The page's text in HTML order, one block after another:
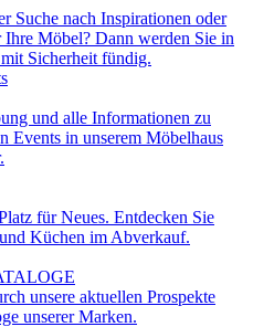
Suche nach Inspirationen oder
Ihre Möbel? Dann werden Sie in
Sicherheit fündig.
und alle Informationen zu
Events in unserem Möbelhaus
für Neues. Entdecken Sie
Küchen im Abverkauf.
unsere aktuellen Prospekte
unserer Marken.